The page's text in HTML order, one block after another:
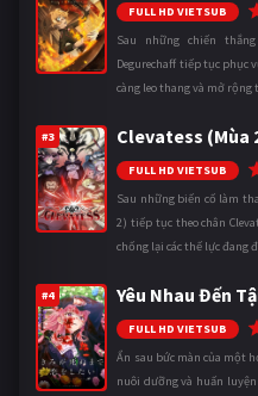
FULL HD VIETSUB
Sau những chiến
Degurechaff tiếp tục phục
càng leo thang và mở
#3 Clevatess (Mùa
FULL HD VIETSUB
Sau những biến cố làm
2) tiếp tục theo chân
chống lại các thế lực đang
#4 Yêu Nhau Đến
FULL HD VIETSUB
Ẩn sau bức màn của một
nuôi dưỡng và huấn